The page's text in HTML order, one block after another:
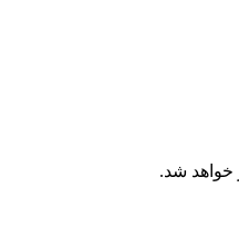
خواهد شد.